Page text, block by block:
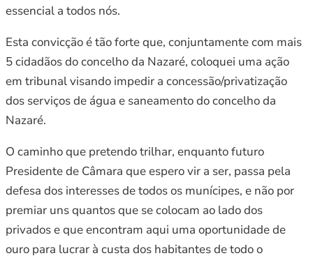
essencial a todos nós.
Esta convicção é tão forte que, conjuntamente com mais
5 cidadãos do concelho da Nazaré, coloquei uma ação
em tribunal visando impedir a concessão/privatização
dos serviços de água e saneamento do concelho da
Nazaré.
O caminho que pretendo trilhar, enquanto futuro
Presidente de Câmara que espero vir a ser, passa pela
defesa dos interesses de todos os munícipes, e não por
premiar uns quantos que se colocam ao lado dos
privados e que encontram aqui uma oportunidade de
ouro para lucrar à custa dos habitantes de todo o